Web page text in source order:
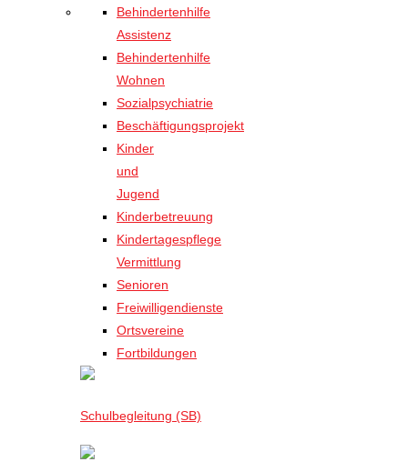
Behindertenhilfe
Assistenz
Behindertenhilfe
Wohnen
Sozialpsychiatrie
Beschäftigungsprojekt
Kinder
und
Jugend
Kinderbetreuung
Kindertagespflege
Vermittlung
Senioren
Freiwilligendienste
Ortsvereine
Fortbildungen
Schulbegleitung (SB)